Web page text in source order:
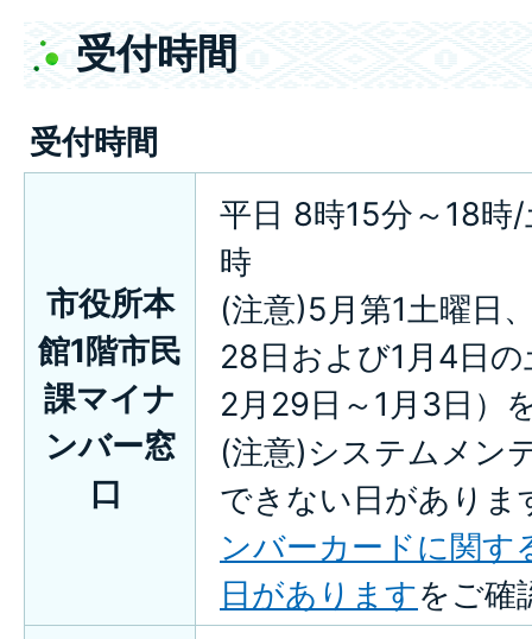
受付時間
受付時間
市役所本
館1階市民
課マイナ
ンバー窓
口
平日 8時15分～18時
時
(注意)5月第1土曜日
28日および1月4日
2月29日～1月3日）
(注意)システムメン
できない日がありま
ンバーカードに関す
日がありますをご確